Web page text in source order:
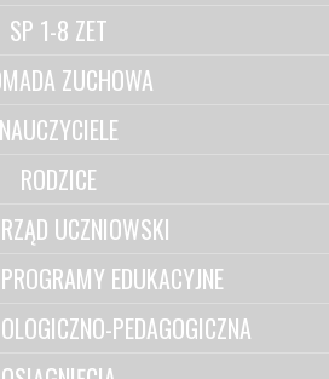
SP 1-8 ZET
ZUCHOWA
NAUCZYCIELE
RODZICE
UCZNIOWSKI
EDUKACYJNE
PEDAGOGICZNA